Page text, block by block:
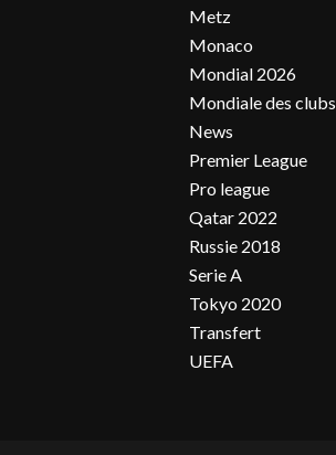
Metz
Monaco
Mondial 2026
Mondiale des clubs
News
Premier League
Pro league
Qatar 2022
Russie 2018
Serie A
Tokyo 2020
Transfert
UEFA